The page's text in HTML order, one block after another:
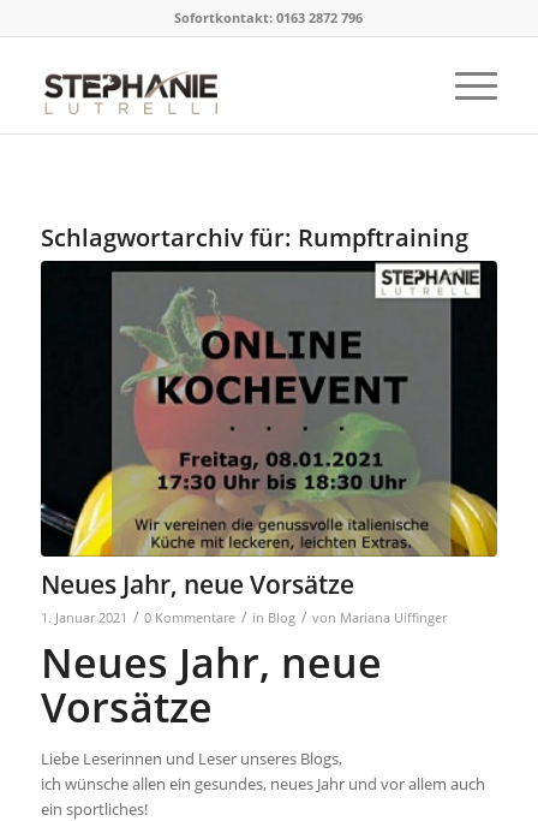
Sofortkontakt: 0163 2872 796
Schlagwortarchiv für: Rumpftraining
Neues Jahr, neue Vorsätze
1. Januar 2021 / 0 Kommentare / in Blog / von Mariana Uiffinger
Neues Jahr, neue
Vorsätze
Liebe Leserinnen und Leser unseres Blogs,
ich wünsche allen ein gesundes, neues Jahr und vor allem auch
ein sportliches!